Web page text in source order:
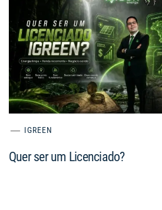
IGREEN
Quer ser um Licenciado?